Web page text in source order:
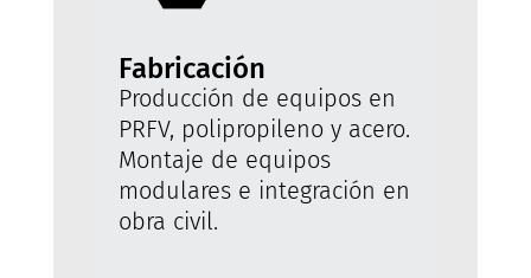
Fabricación
Producción de equipos en
PRFV, polipropileno y acero.
Montaje de equipos
modulares e integración en
obra civil.